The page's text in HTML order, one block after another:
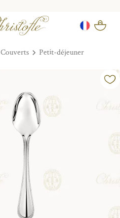
Couverts Petit-déjeuner